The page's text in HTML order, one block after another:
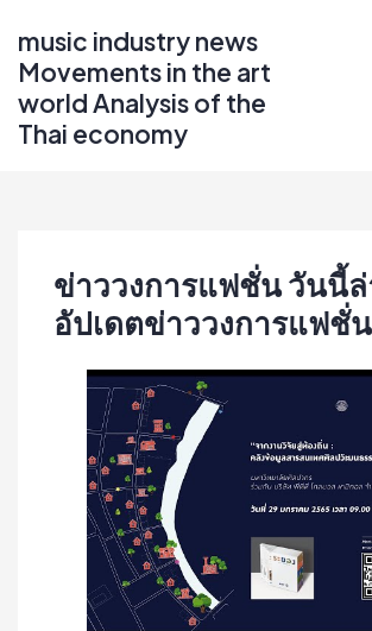
content
music industry news
Movements in the art
world Analysis of the
Thai economy
ข่าววงการแฟชั่น วันนี้
อัปเดตข่าววงการแฟชั่